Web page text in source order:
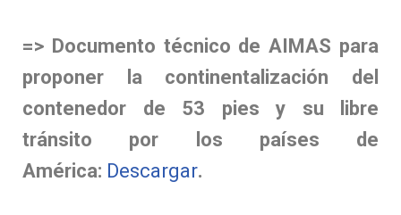
=> Documento técnico de AIMAS para
proponer la continentalización del
contenedor de 53 pies y su libre
tránsito por los países de
América: Descargar.